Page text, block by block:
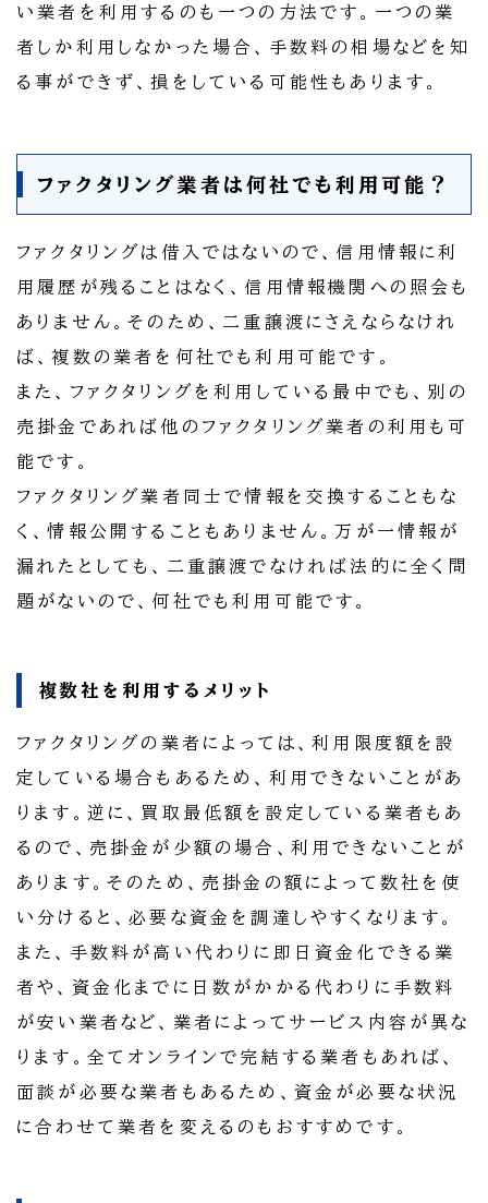
い業者を利用するのも一つの方法です。一つの業
者しか利用しなかった場合、手数料の相場などを知
る事ができず、損をしている可能性もあります。
ファクタリング業者は何社でも利用可能？
ファクタリングは借入ではないので、信用情報に利
用履歴が残ることはなく、信用情報機関への照会も
ありません。そのため、二重譲渡にさえならなけれ
ば、複数の業者を何社でも利用可能です。
また、ファクタリングを利用している最中でも、別の
売掛金であれば他のファクタリング業者の利用も可
能です。
ファクタリング業者同士で情報を交換することもな
く、情報公開することもありません。万が一情報が
漏れたとしても、二重譲渡でなければ法的に全く問
題がないので、何社でも利用可能です。
複数社を利用するメリット
ファクタリングの業者によっては、利用限度額を設
定している場合もあるため、利用できないことがあ
ります。逆に、買取最低額を設定している業者もあ
るので、売掛金が少額の場合、利用できないことが
あります。そのため、売掛金の額によって数社を使
い分けると、必要な資金を調達しやすくなります。
また、手数料が高い代わりに即日資金化できる業
者や、資金化までに日数がかかる代わりに手数料
が安い業者など、業者によってサービス内容が異な
ります。全てオンラインで完結する業者もあれば、
面談が必要な業者もあるため、資金が必要な状況
に合わせて業者を変えるのもおすすめです。